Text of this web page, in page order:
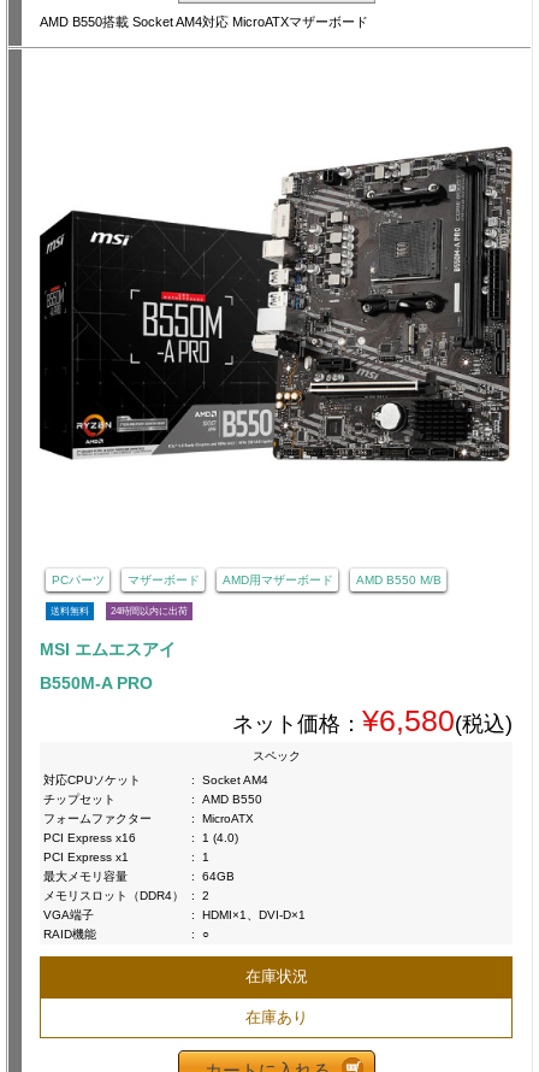
AMD B550搭載 Socket AM4対応 MicroATXマザーボード
PCパーツ マザーボード AMD用マザーボード AMD B550 M/B
送料無料 24時間以内に出荷
MSI エムエスアイ
B550M-A PRO
ネット価格： ¥6,580(税込)
スペック
対応CPUソケット
:
Socket AM4
チップセット
:
AMD B550
フォームファクター
:
MicroATX
PCI Express x16
:
1 (4.0)
PCI Express x1
:
1
最大メモリ容量
:
64GB
メモリスロット（DDR4）
:
2
VGA端子
:
HDMI×1、DVI-D×1
RAID機能
: ○
在庫状況
在庫あり